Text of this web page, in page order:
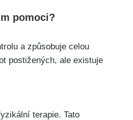
pomoci?
a způsobuje celou
postižených, ale existuje
terapie. Tato